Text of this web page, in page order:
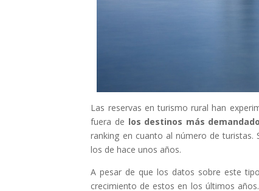
Las reservas en turismo rural han
fuera de los destinos más
ranking en cuanto al número de
los de hace unos años.
A pesar de que los datos sobre este
crecimiento de estos en los últimos